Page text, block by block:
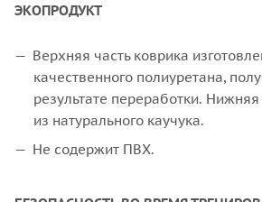
ЭКОПРОДУКТ
Верхняя часть коврика
качественного полиуретана,
результате переработки.
из натурального каучука.
Не содержит ПВХ.